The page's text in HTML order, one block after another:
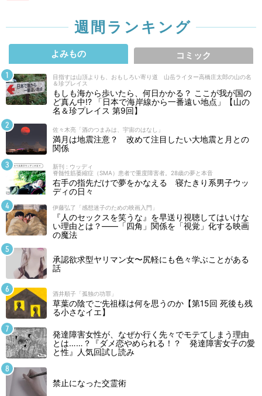
週間ランキング
よみもの コミック
目指すは山頂よりも、おもしろい寄り道 山岳ライター高橋庄太郎の山の名
＆珍プレイス
もしも海から歩いたら、何日かかる？ ここが我が国の
ど真ん中!? 「日本で海岸線から一番遠い地点」【山の
名＆珍プレイス 第9回】
佐々木亮「酒のつまみは、宇宙のはなし」
満月は地震注意？ 改めて注目したい大地震と月との
関係
新刊 : ウッディ
脊髄性筋萎縮症（SMA）患者で重度障害者。28歳の夢と本音
右手の指先だけで夢をかなえる 寝たきり系男子ウッ
ディの日々
伊藤弘了「感想迷子のための映画入門」
『人のセックスを笑うな』を早送り視聴してはいけな
い理由とは？――「四角」関係を「視覚」化する映画
の魔法
承認欲求型ヤリマン女〜尻軽にも色々学ぶことがある
話
酒井順子「孤独の功罪」
草葉の陰でご先祖様は何を思うのか【第15回 死後も残
る小さなイエ】
発達障害女性が、なぜか行く先々でモテてしまう理由
とは……？『ダメ恋やめられる！？ 発達障害女子の愛
と性』人気回試し読み
禁止になった交霊術